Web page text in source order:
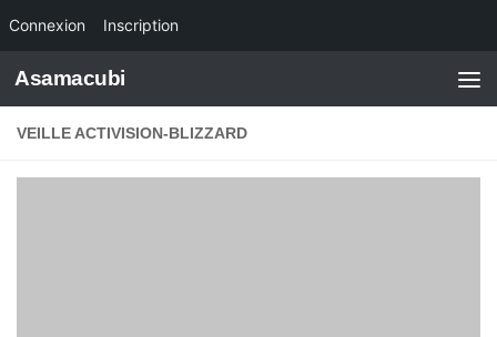
Connexion Inscription
Skip to content
Asamacubi
VEILLE ACTIVISION-BLIZZARD